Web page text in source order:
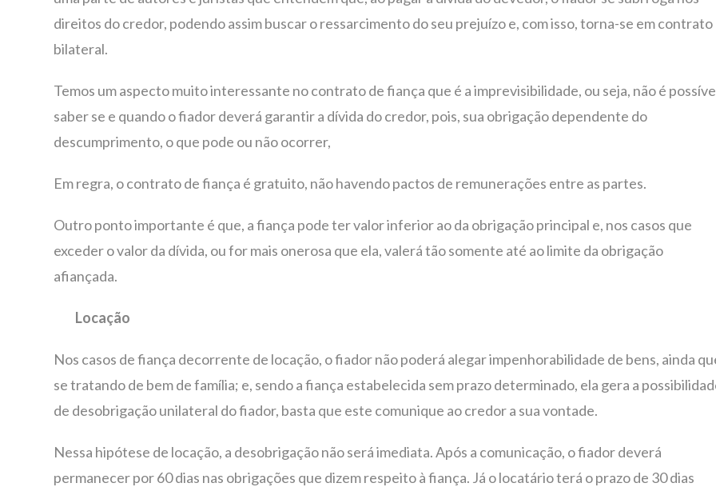
direitos do credor, podendo assim buscar o ressarcimento do seu prejuízo e, com isso, torna-se em contrato
bilateral.
Temos um aspecto muito interessante no contrato de fiança que é a imprevisibilidade, ou seja, não é
saber se e quando o fiador deverá garantir a dívida do credor, pois, sua obrigação dependente do
descumprimento, o que pode ou não ocorrer,
Em regra, o contrato de fiança é gratuito, não havendo pactos de remunerações entre as partes.
Outro ponto importante é que, a fiança pode ter valor inferior ao da obrigação principal e, nos casos que
exceder o valor da dívida, ou for mais onerosa que ela, valerá tão somente até ao limite da obrigação
afiançada.
Locação
Nos casos de fiança decorrente de locação, o fiador não poderá alegar impenhorabilidade de bens, ainda
se tratando de bem de família; e, sendo a fiança estabelecida sem prazo determinado, ela gera a
de desobrigação unilateral do fiador, basta que este comunique ao credor a sua vontade.
Nessa hipótese de locação, a desobrigação não será imediata. Após a comunicação, o fiador deverá
permanecer por 60 dias nas obrigações que dizem respeito à fiança. Já o locatário terá o prazo de 30 dias